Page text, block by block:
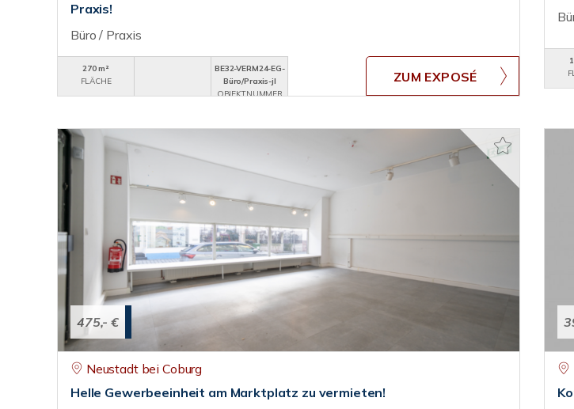
Praxis!
Büro / Praxis
270 m²
FLÄCHE
BE32-VERM24-EG-
Büro/Praxis-jl
OBJEKTNUMMER
ZUM EXPOSÉ
475,- €
Neustadt bei Coburg
Helle Gewerbeeinheit am Marktplatz zu vermieten!